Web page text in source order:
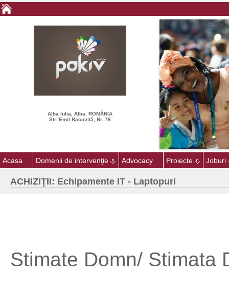
Alba Iulia, Alba, ROMÂNIA
Str. Emil Racoviță, Nr. 76
Acasa Domenii de intervenţie Advocacy Proiecte Joburi
ACHIZIŢII: Echipamente IT - Laptopuri
Stimate Domn/ Stimata